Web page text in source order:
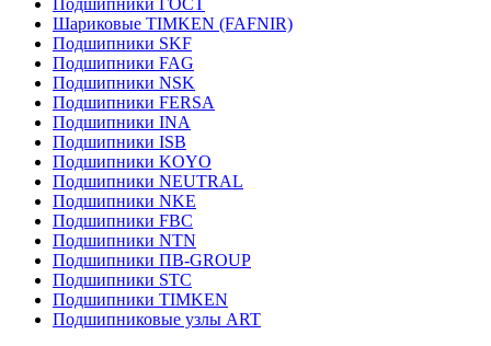
Подшипники ГОСТ
Шариковые ТІMKEN (FAFNIR)
Подшипники SKF
Подшипники FAG
Подшипники NSK
Подшипники FERSA
Подшипники INA
Подшипники ISB
Подшипники KOYO
Подшипники NEUTRAL
Подшипники NKE
Подшипники FBC
Подшипники NTN
Подшипники ПВ-GROUP
Подшипники STC
Подшипники TIMKEN
Подшипниковые узлы ART